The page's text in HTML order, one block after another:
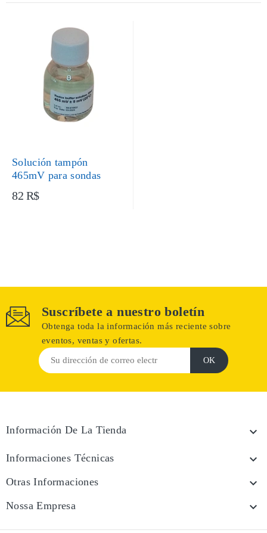
Solución tampón
465mV para sondas
82 R$
Suscríbete a nuestro boletín
Obtenga toda la información más reciente sobre
eventos, ventas y ofertas.
Información De La Tienda 
Informaciones Técnicas 
Otras Informaciones 
Nossa Empresa 